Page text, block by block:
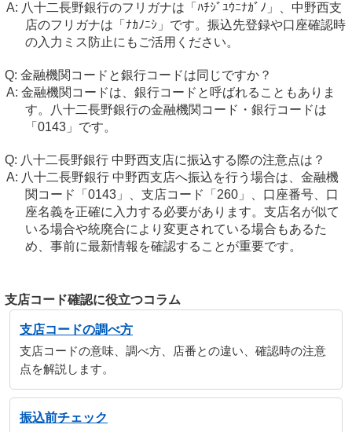
八十二長野銀行のフリガナは「ﾊﾁｼﾞﾕｳﾆﾅｶﾞﾉ」、中野西支
店のフリガナは「ﾅｶﾉﾆｼ」です。振込先登録や口座確認時
の入力ミス防止にもご活用ください。
金融機関コードと銀行コードは同じですか？
金融機関コードは、銀行コードと呼ばれることもありま
す。八十二長野銀行の金融機関コード・銀行コードは
「0143」です。
八十二長野銀行 中野西支店に振込する際の注意点は？
八十二長野銀行 中野西支店へ振込を行う場合は、金融機
関コード「0143」、支店コード「260」、口座番号、口
座名義を正確に入力する必要があります。支店名が似て
いる場合や統廃合により変更されている場合もあるた
め、事前に最新情報を確認することが重要です。
支店コード確認に役立つコラム
支店コードの調べ方
支店コードの意味、調べ方、店番との違い、確認時の注意
点を解説します。
振込前チェック